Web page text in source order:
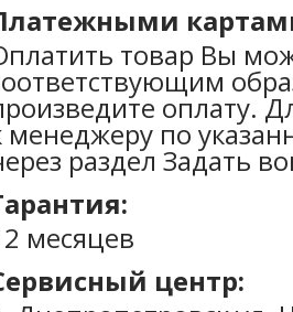
товар Вы
оплату.
менеджеру по
раздел Задать
месяцев
центр: